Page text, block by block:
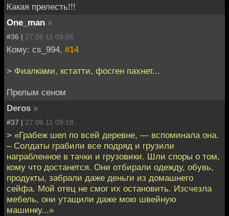
Какая прелесть!!!
One_man »
#36 | 27.06.11 09:06
Кому: cs_994, #14
> Фиалками, кстатти, фосген пахнет...
Прелым сеном
Deros »
#37 | 27.06.11 09:18
> «Грабеж шел по всей деревне, — вспоминала она.
– Солдаты грабили все подряд и грузили
награбленное в тачки и грузовики. Шли споры о том,
кому что достанется. Они отбирали одежду, обувь,
продукты, забрали даже деньги из домашнего
сейфа. Мой отец не смог их остановить. Изсчезла
мебель, они утащили даже мою швейную
машинку...»